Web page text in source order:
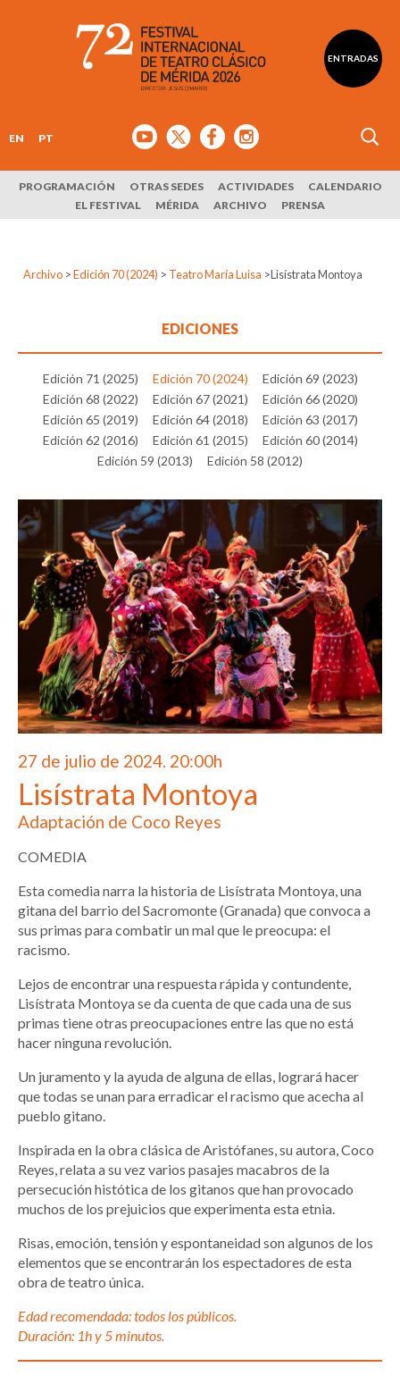
ENTRADAS
EN PT
PROGRAMACIÓN OTRAS SEDES ACTIVIDADES
CALENDARIO
EL FESTIVAL
MÉRIDA ARCHIVO PRENSA
Archivo > Edición 70 (2024) > Teatro María Luisa >Lisístrata Montoya
EDICIONES
Edición 71 (2025) Edición 70 (2024)
Edición 69 (2023)
Edición 68 (2022)
Edición 67 (2021)
Edición 66 (2020)
Edición 65 (2019)
Edición 64 (2018)
Edición 63 (2017)
Edición 62 (2016)
Edición 61 (2015)
Edición 60 (2014)
Edición 59 (2013)
Edición 58 (2012)
27 de julio de 2024. 20:00h
Lisístrata Montoya
Adaptación de Coco Reyes
COMEDIA
Esta comedia narra la historia de Lisístrata Montoya, una
gitana del barrio del Sacromonte (Granada) que convoca a
sus primas para combatir un mal que le preocupa: el
racismo.
Lejos de encontrar una respuesta rápida y contundente,
Lisístrata Montoya se da cuenta de que cada una de sus
primas tiene otras preocupaciones entre las que no está
hacer ninguna revolución.
Un juramento y la ayuda de alguna de ellas, logrará hacer
que todas se unan para erradicar el racismo que acecha al
pueblo gitano.
Inspirada en la obra clásica de Aristófanes, su autora, Coco
Reyes, relata a su vez varios pasajes macabros de la
persecución histótica de los gitanos que han provocado
muchos de los prejuicios que experimenta esta etnia.
Risas, emoción, tensión y espontaneidad son algunos de los
elementos que se encontrarán los espectadores de esta
obra de teatro única.
Edad recomendada: todos los públicos.
Duración: 1h y 5 minutos.